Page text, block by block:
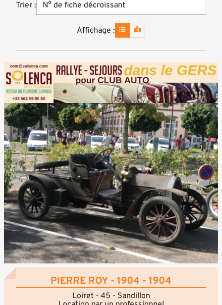
Trier :
Affichage :
PIERRE ROY - 1904 - 1904
Loiret - 45 - Sandillon